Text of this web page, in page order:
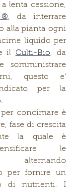
lenta cessione,
®, da interrare
alla pianta ogni
liquido per
il Culti-Bio, da
somministrare
questo e'
per la
concimare è
fase di crescita
la quale è
le
alternando
per fornire un
di nutrienti. I